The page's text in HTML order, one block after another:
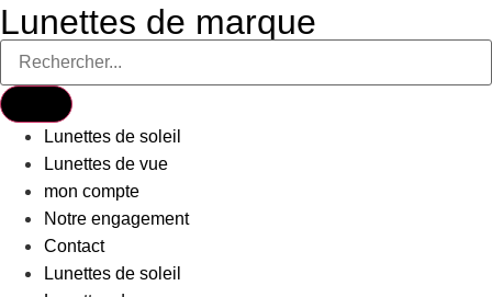
Lunettes de marque
Lunettes de soleil
Lunettes de vue
mon compte
Notre engagement
Contact
Lunettes de soleil